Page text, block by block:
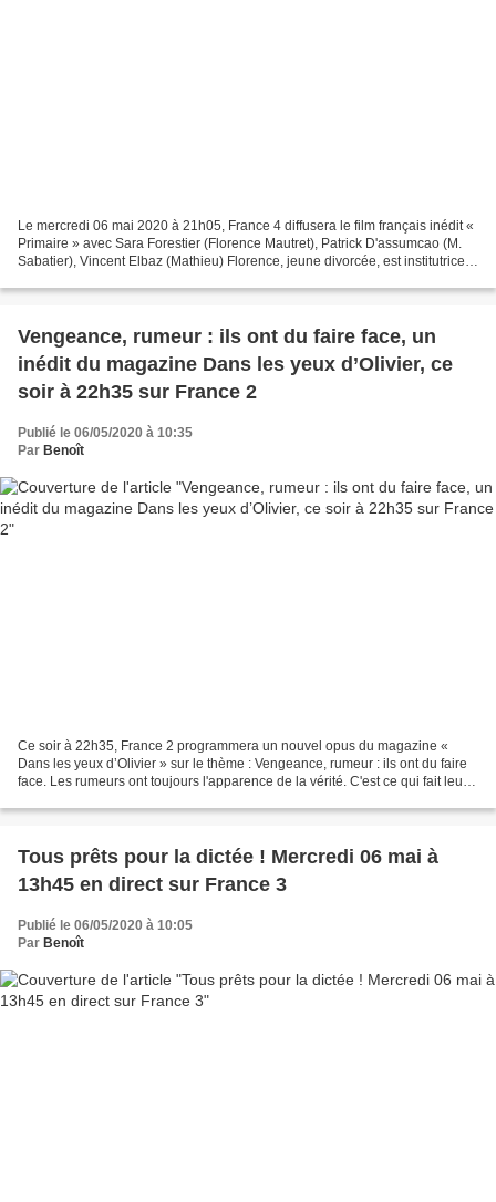
Le mercredi 06 mai 2020 à 21h05, France 4 diffusera le film français inédit «
Primaire » avec Sara Forestier (Florence Mautret), Patrick D'assumcao (M.
Sabatier), Vincent Elbaz (Mathieu) Florence, jeune divorcée, est institutrice
Vengeance, rumeur : ils ont du faire face, un
inédit du magazine Dans les yeux d’Olivier, ce
soir à 22h35 sur France 2
Publié le 06/05/2020 à 10:35
Par Benoît
Ce soir à 22h35, France 2 programmera un nouvel opus du magazine «
Dans les yeux d’Olivier » sur le thème : Vengeance, rumeur : ils ont du faire
face. Les rumeurs ont toujours l'apparence de la vérité. C'est ce qui fait leur
Tous prêts pour la dictée ! Mercredi 06 mai à
13h45 en direct sur France 3
Publié le 06/05/2020 à 10:05
Par Benoît